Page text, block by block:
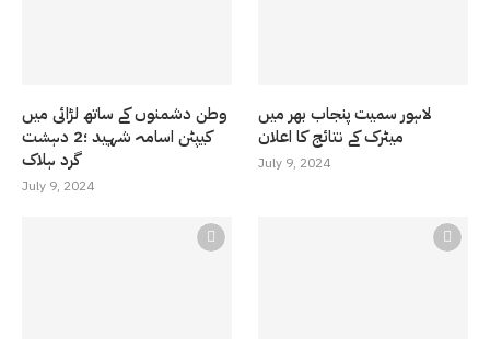
وطن دشمنوں کے ساتھ لڑائی میں
کیپٹن اسامہ شہید ؛2 دہشت
گرد ہلاک
July 9, 2024
لاہور سمیت پنجاب بھر میں
میٹرک کے نتائج کا اعلان
July 9, 2024